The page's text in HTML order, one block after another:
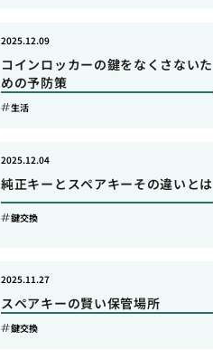
コインロッカーの鍵をなくさないた
めの予防策
2025.12.09
生活
純正キーとスペアキーその違いとは
2025.12.04
鍵交換
スペアキーの賢い保管場所
2025.11.27
鍵交換